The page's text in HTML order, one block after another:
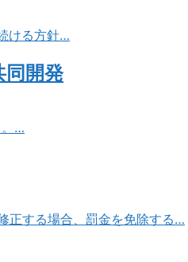
ける方針…
同開発
。…
正する場合、罰金を免除する…